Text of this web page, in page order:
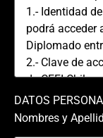
DATOS
Nombres y